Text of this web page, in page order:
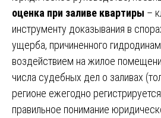
оценка при заливе квартиры –
инструменту доказывания в
ущерба, причиненного
воздействием на жилое
числа судебных дел о заливах
регионе ежегодно
правильное понимание